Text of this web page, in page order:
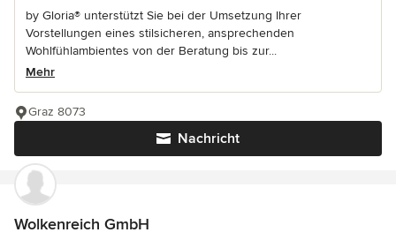
by Gloria® unterstützt Sie bei der Umsetzung Ihrer
Vorstellungen eines stilsicheren, ansprechenden
Wohlfühlambientes von der Beratung bis zur...
Mehr
Nachricht
Graz 8073
Wolkenreich GmbH